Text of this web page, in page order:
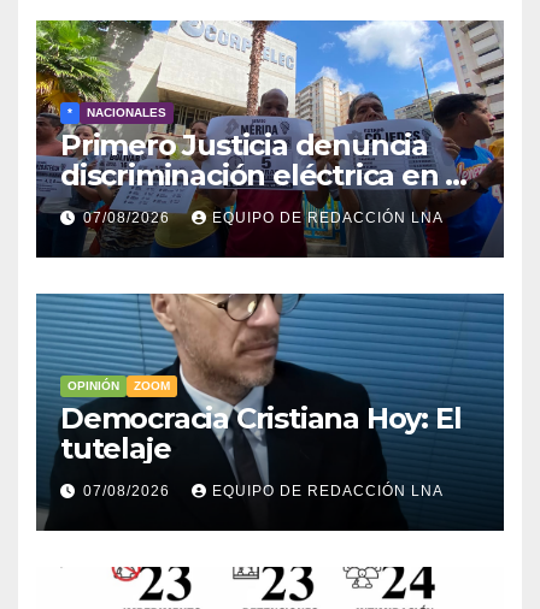
* NACIONALES
Primero Justicia denuncia
discriminación eléctrica en el
interior del país
07/08/2026 EQUIPO DE REDACCIÓN LNA
OPINIÓN ZOOM
Democracia Cristiana Hoy: El
tutelaje
07/08/2026 EQUIPO DE REDACCIÓN LNA